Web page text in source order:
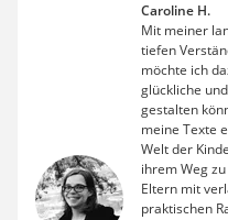
Caroline H.
Mit meiner
tiefen
möchte ich
glückliche
gestalten
meine Texte
Welt der
ihrem Weg
Eltern mit
praktischen